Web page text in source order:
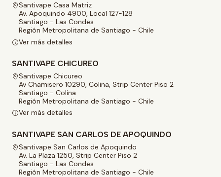
Santivape Casa Matriz
Av. Apoquindo 4900, Local 127-128
Santiago - Las Condes
Región Metropolitana de Santiago - Chile
Ver más detalles
SANTIVAPE CHICUREO
Santivape Chicureo
Av Chamisero 10290, Colina, Strip Center Piso 2
Santiago - Colina
Región Metropolitana de Santiago - Chile
Ver más detalles
SANTIVAPE SAN CARLOS DE APOQUINDO
Santivape San Carlos de Apoquindo
Av. La Plaza 1250, Strip Center Piso 2
Santiago - Las Condes
Región Metropolitana de Santiago - Chile